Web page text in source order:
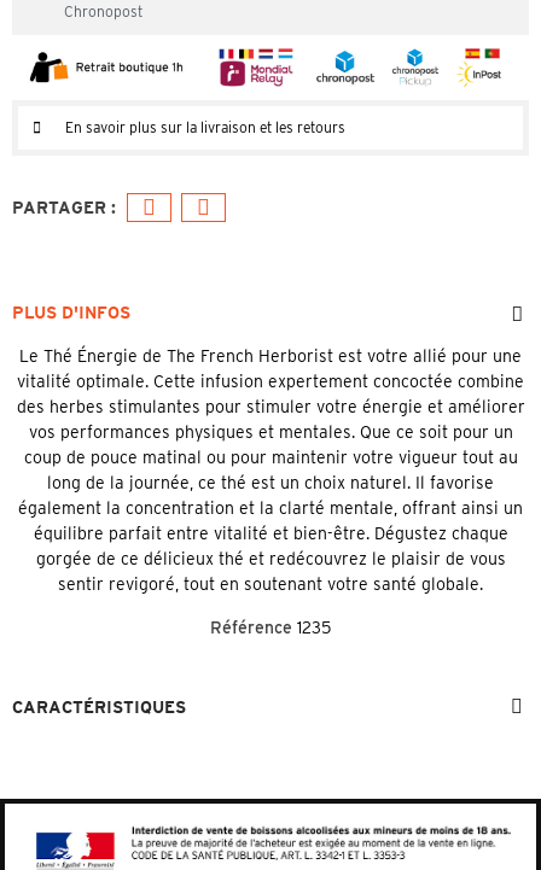
Chronopost
En savoir plus sur la livraison et les retours
PLUS D'INFOS
Le Thé Énergie de The French Herborist est votre allié pour une
vitalité optimale. Cette infusion expertement concoctée combine
des herbes stimulantes pour stimuler votre énergie et améliorer
vos performances physiques et mentales. Que ce soit pour un
coup de pouce matinal ou pour maintenir votre vigueur tout au
long de la journée, ce thé est un choix naturel. Il favorise
également la concentration et la clarté mentale, offrant ainsi un
équilibre parfait entre vitalité et bien-être. Dégustez chaque
gorgée de ce délicieux thé et redécouvrez le plaisir de vous
sentir revigoré, tout en soutenant votre santé globale.
Référence 1235
CARACTÉRISTIQUES